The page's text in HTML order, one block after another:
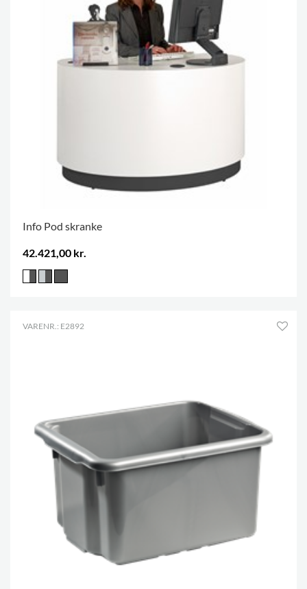
Info Pod skranke
42.421,00 kr.
VARENR.: E2892